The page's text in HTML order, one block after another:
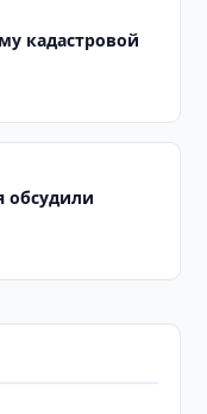
кадастровой
обсудили